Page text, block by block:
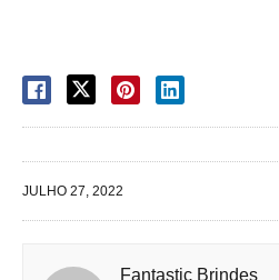
JULHO 27, 2022
Fantastic Brindes